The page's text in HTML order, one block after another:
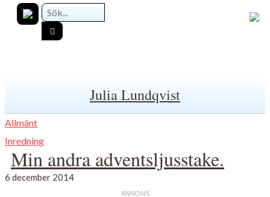
Julia Lundqvist
Allmänt
Inredning
Min andra adventsljusstake.
6 december 2014